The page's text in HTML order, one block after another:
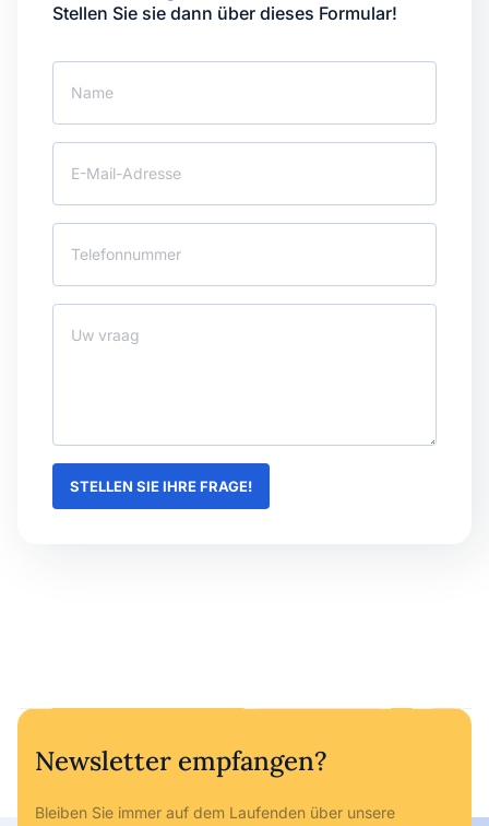
Stellen Sie sie dann über dieses Formular!
STELLEN SIE IHRE FRAGE!
Newsletter empfangen?
Bleiben Sie immer auf dem Laufenden über unsere